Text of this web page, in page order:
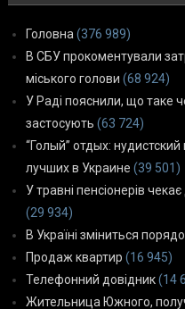
Головна (376 989)
В СБУ прокоментували
міського голови (68 924)
У Раді пояснили, що таке
застосують (63 724)
“Голый” отдых:
лучших в Украине (39 501)
У травні пенсіонерів
(29 934)
В Україні зміниться
Продаж квартир (16 945)
Телефонний довідник(14
Жительница Южного,